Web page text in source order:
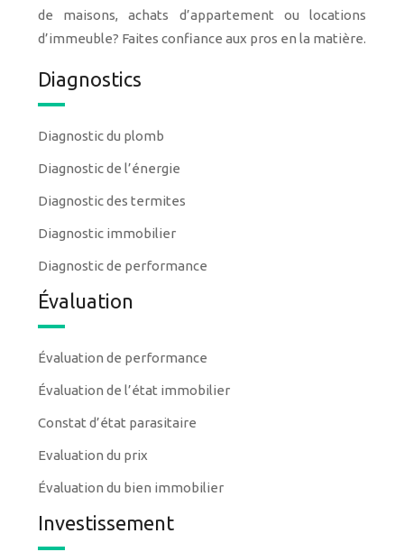
de maisons, achats d’appartement ou locations
d’immeuble? Faites confiance aux pros en la matière.
Diagnostics
Diagnostic du plomb
Diagnostic de l’énergie
Diagnostic des termites
Diagnostic immobilier
Diagnostic de performance
Évaluation
Évaluation de performance
Évaluation de l’état immobilier
Constat d’état parasitaire
Evaluation du prix
Évaluation du bien immobilier
Investissement